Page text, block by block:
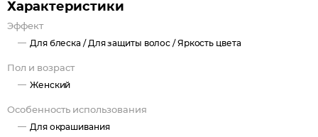
Характеристики
Эффект
Для блеска / Для защиты волос /Яркость цвета
Пол и возраст
Женский
Особенность использования
Для окрашивания